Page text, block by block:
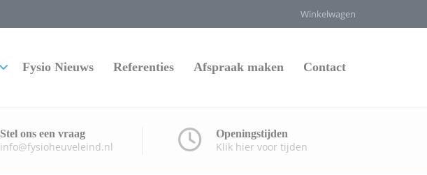
Winkelwagen
Fysio Nieuws Referenties Afspraak maken Contact
Stel ons een vraag
info@fysioheuveleind.nl
Openingstijden
Klik hier voor tijden